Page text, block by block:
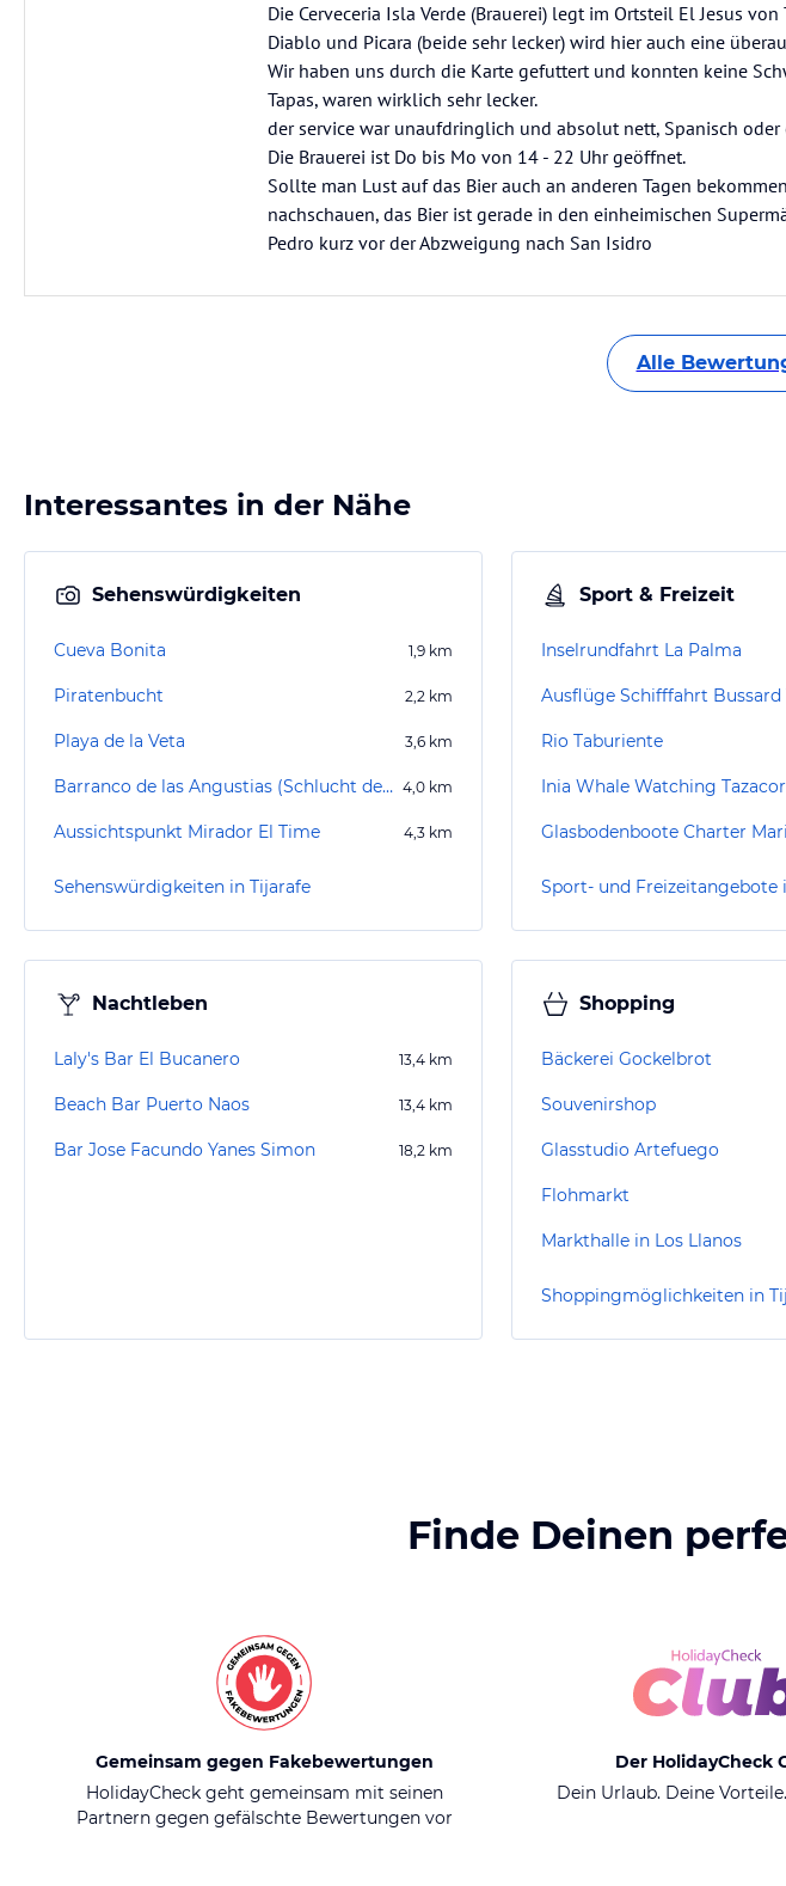
Die Cerveceria Isla Verde (Brauerei) legt im Ortsteil El Jesus
Diablo und Picara (beide sehr lecker) wird hier auch eine
Wir haben uns durch die Karte gefuttert und konnten keine
Tapas, waren wirklich sehr lecker.
der service war unaufdringlich und absolut nett, Spanisch
Die Brauerei ist Do bis Mo von 14 - 22 Uhr geöffnet.
Sollte man Lust auf das Bier auch an anderen Tagen
nachschauen, das Bier ist gerade in den einheimischen
Pedro kurz vor der Abzweigung nach San Isidro
Alle
Interessantes in der Nähe
Sehenswürdigkeiten
Cueva Bonita 1,9 km
Piratenbucht 2,2 km
Playa de la Veta 3,6 km
Barranco de las Angustias (Schlucht der Ängste) 4,0 km
Aussichtspunkt Mirador El Time 4,3 km
Sehenswürdigkeiten in Tijarafe
Sport & Freizeit
Inselrundfahrt La Palma
Ausflüge Schifffahrt Bussard
Rio Taburiente
Inia Whale Watching
Glasbodenboote Charter
Sport- und Freizeitangebote
Nachtleben
Laly's Bar El Bucanero 13,4 km
Beach Bar Puerto Naos 13,4 km
Bar Jose Facundo Yanes Simon 18,2 km
Shopping
Bäckerei Gockelbrot
Souvenirshop
Glasstudio Artefuego
Flohmarkt
Markthalle in Los Llanos
Shoppingmöglichkeiten in
Finde Deinen
Gemeinsam gegen Fakebewertungen
HolidayCheck geht gemeinsam mit seinen
Partnern gegen gefälschte Bewertungen vor
Der HolidayCheck
Dein Urlaub. Deine